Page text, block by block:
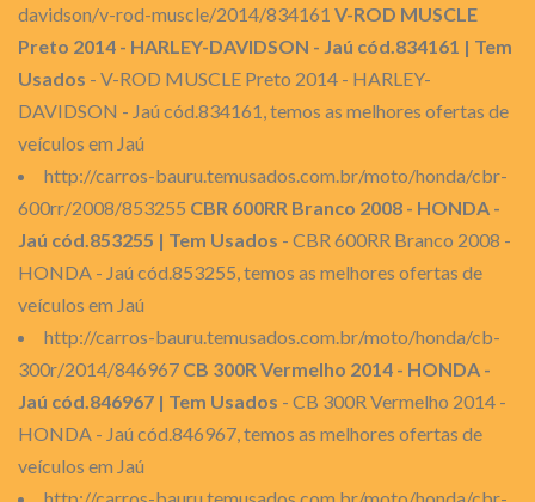
davidson/v-rod-muscle/2014/834161 V-ROD MUSCLE
Preto 2014 - HARLEY-DAVIDSON - Jaú cód.834161 | Tem
Usados - V-ROD MUSCLE Preto 2014 - HARLEY-
DAVIDSON - Jaú cód.834161, temos as melhores ofertas de
veículos em Jaú
http://carros-bauru.temusados.com.br/moto/honda/cbr-
600rr/2008/853255 CBR 600RR Branco 2008 - HONDA -
Jaú cód.853255 | Tem Usados - CBR 600RR Branco 2008 -
HONDA - Jaú cód.853255, temos as melhores ofertas de
veículos em Jaú
http://carros-bauru.temusados.com.br/moto/honda/cb-
300r/2014/846967 CB 300R Vermelho 2014 - HONDA -
Jaú cód.846967 | Tem Usados - CB 300R Vermelho 2014 -
HONDA - Jaú cód.846967, temos as melhores ofertas de
veículos em Jaú